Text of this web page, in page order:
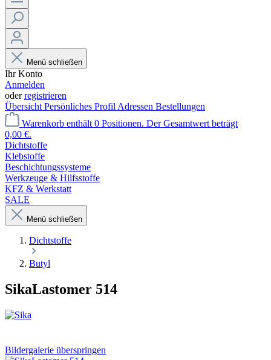
Menü schließen
Ihr Konto
Anmelden
oderregistrieren
Übersicht Persönliches Profil Adressen Bestellungen
Warenkorb enthält 0 Positionen. Der Gesamtwert beträgt
0,00 €.
Dichtstoffe
Klebstoffe
Beschichtungssysteme
Werkzeuge & Hilfsstoffe
KFZ & Werkstatt
SALE
Menü schließen
Dichtstoffe
Butyl
SikaLastomer 514
Bildergalerie überspringen